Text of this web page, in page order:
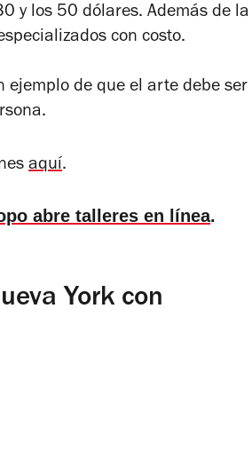
y los 50 dólares. Además de la
con costo.
ejemplo de que el arte debe ser
aquí.
abre talleres en línea.
York con